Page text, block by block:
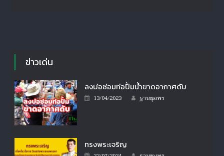
ข่าวเด่น
ลงบ่อซ่อมท่อปั้มน้ำขาดอากาศดับ
Posted
13/04/2023 Author
ฐานชุมพร
ทรงพระเจริญ
Posted Author